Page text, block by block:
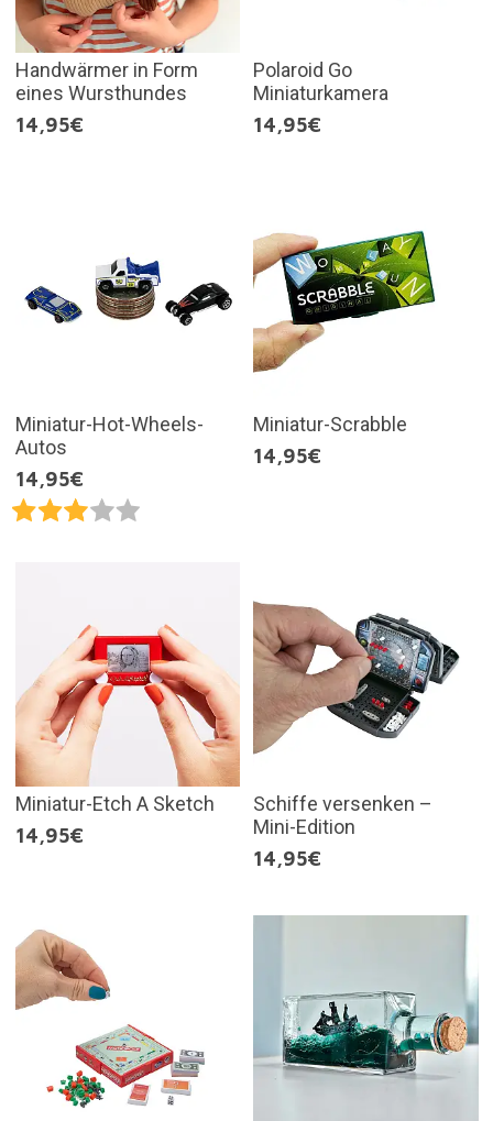
Handwärmer in Form
eines Wursthundes
14,95€
Polaroid Go
Miniaturkamera
14,95€
Miniatur-Hot-Wheels-
Autos
14,95€
Miniatur-Scrabble
14,95€
Miniatur-Etch A Sketch
14,95€
Schiffe versenken –
Mini-Edition
14,95€